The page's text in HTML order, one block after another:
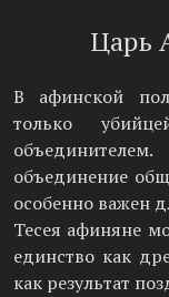
Царь
В афинской
только
объединение
особенно важен
Тесея афиняне
единство как
как результат